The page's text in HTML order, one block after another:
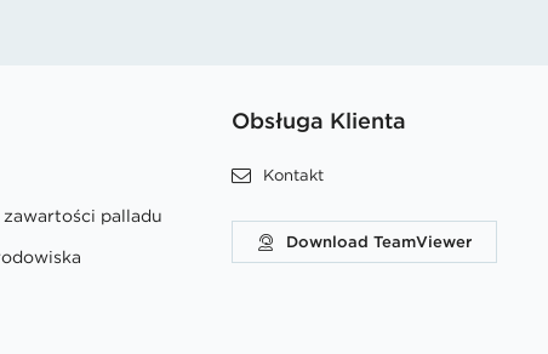
zawartości palladu
Obsługa Klienta
Kontakt
Download TeamViewer